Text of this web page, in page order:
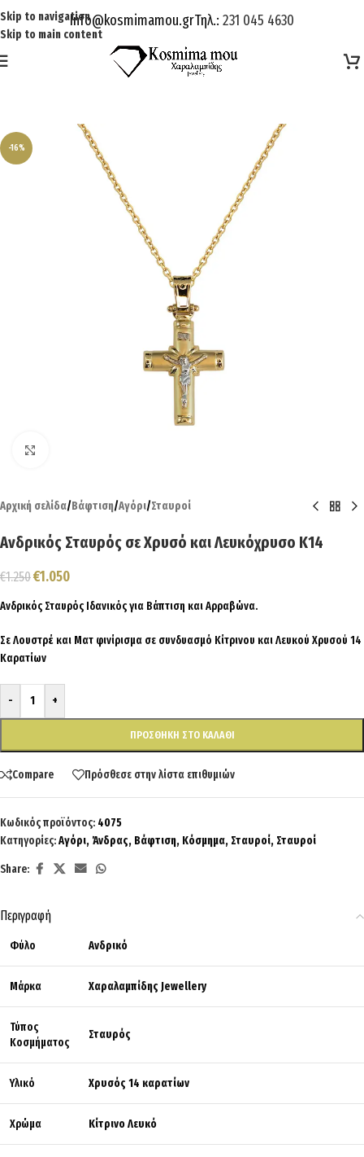
Skip to navigation
Skip to main content
Info@kosmimamou.grΤηλ.: 231 045 4630
-16%
Αρχική σελίδα/Βάφτιση/Αγόρι/Σταυροί
Ανδρικός Σταυρός σε Χρυσό και Λευκόχρυσο Κ14
€1.250€1.050
Ανδρικός Σταυρός Ιδανικός για Βάπτιση και Αρραβώνα.
Σε Λουστρέ και Ματ φινίρισμα σε συνδυασμό Κίτρινου και Λευκού Χρυσού 14
Καρατίων
- +
ΠΡΟΣΘΉΚΗ ΣΤΟ ΚΑΛΆΘΙ
Compare Πρόσθεσε στην λίστα επιθυμιών
Κωδικός προϊόντος: 4075
Κατηγορίες:Αγόρι, Άνδρας, Βάφτιση, Κόσμημα, Σταυροί, Σταυροί
Share:
Περιγραφή
Φύλο Ανδρικό
Μάρκα Χαραλαμπίδης Jewellery
Τύπος
Κοσμήματος
Σταυρός
Υλικό Χρυσός 14 καρατίων
Χρώμα Κίτρινο Λευκό